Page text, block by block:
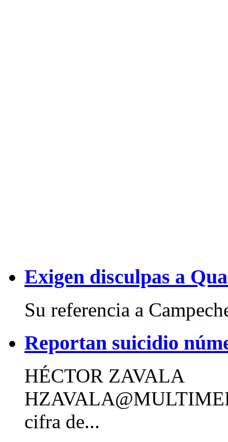
Exigen disculpas a
Su referencia a
Reportan suicidio
HÉCTOR ZAVALA
cifra de...